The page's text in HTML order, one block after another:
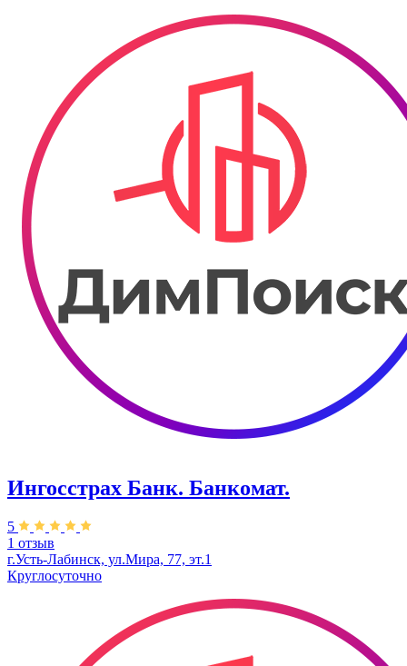
Ингосстрах Банк. Банкомат.
5
1 отзыв
г.Усть-Лабинск, ул.​Мира, 77, эт.1
Круглосуточно